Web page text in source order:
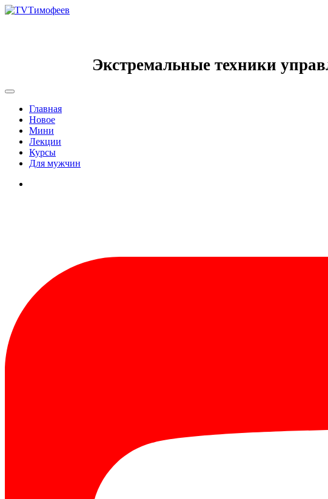
Экстремальные техники
Главная
Новое
Мини
Лекции
Курсы
Для мужчин